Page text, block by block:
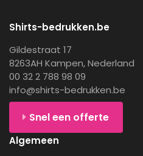
Shirts-bedrukken.be
Gildestraat 17
8263AH Kampen, Nederland
00 32 2 788 98 09
info@shirts-bedrukken.be
Snel een offerte
Algemeen